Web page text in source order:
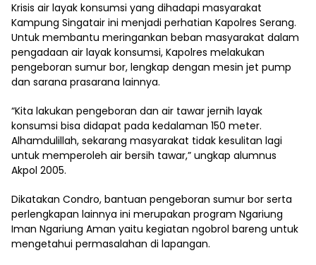
Krisis air layak konsumsi yang dihadapi masyarakat
Kampung Singatair ini menjadi perhatian Kapolres Serang.
Untuk membantu meringankan beban masyarakat dalam
pengadaan air layak konsumsi, Kapolres melakukan
pengeboran sumur bor, lengkap dengan mesin jet pump
dan sarana prasarana lainnya.
“Kita lakukan pengeboran dan air tawar jernih layak
konsumsi bisa didapat pada kedalaman 150 meter.
Alhamdulillah, sekarang masyarakat tidak kesulitan lagi
untuk memperoleh air bersih tawar,” ungkap alumnus
Akpol 2005.
Dikatakan Condro, bantuan pengeboran sumur bor serta
perlengkapan lainnya ini merupakan program Ngariung
Iman Ngariung Aman yaitu kegiatan ngobrol bareng untuk
mengetahui permasalahan di lapangan.